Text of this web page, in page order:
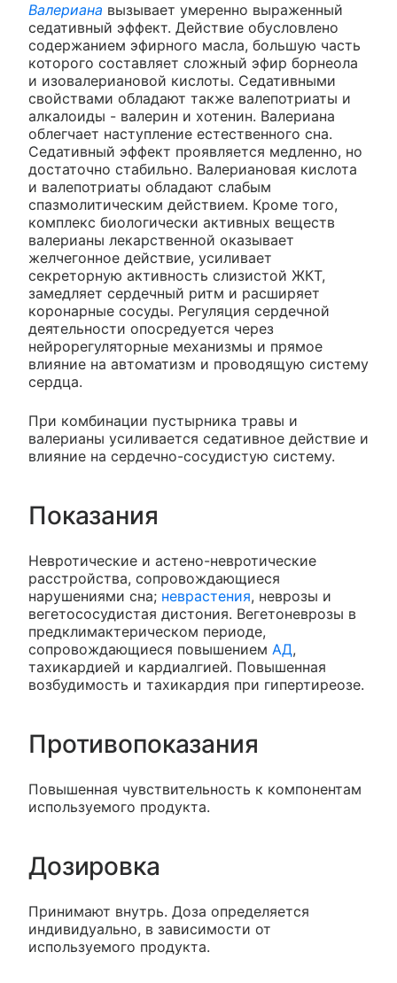
Валериана вызывает умеренно выраженный
седативный эффект. Действие обусловлено
содержанием эфирного масла, большую часть
которого составляет сложный эфир борнеола
и изовалериановой кислоты. Седативными
свойствами обладают также валепотриаты и
алкалоиды - валерин и хотенин. Валериана
облегчает наступление естественного сна.
Седативный эффект проявляется медленно, но
достаточно стабильно. Валериановая кислота
и валепотриаты обладают слабым
спазмолитическим действием. Кроме того,
комплекс биологически активных веществ
валерианы лекарственной оказывает
желчегонное действие, усиливает
секреторную активность слизистой ЖКТ,
замедляет сердечный ритм и расширяет
коронарные сосуды. Регуляция сердечной
деятельности опосредуется через
нейрорегуляторные механизмы и прямое
влияние на автоматизм и проводящую систему
сердца.
При комбинации пустырника травы и
валерианы усиливается седативное действие и
влияние на сердечно-сосудистую систему.
Показания
Невротические и астено-невротические
расстройства, сопровождающиеся
нарушениями сна; неврастения, неврозы и
вегетососудистая дистония. Вегетоневрозы в
предклимактерическом периоде,
сопровождающиеся повышением АД,
тахикардией и кардиалгией. Повышенная
возбудимость и тахикардия при гипертиреозе.
Противопоказания
Повышенная чувствительность к компонентам
используемого продукта.
Дозировка
Принимают внутрь. Доза определяется
индивидуально, в зависимости от
используемого продукта.